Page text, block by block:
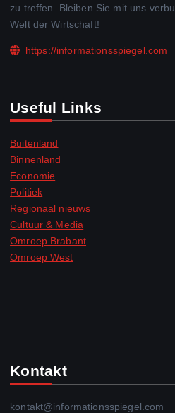
zu treffen. Bleiben Sie mit uns
Welt der Wirtschaft!
https://informationsspiegel.com
Useful Links
Buitenland
Binnenland
Economie
Politiek
Regionaal nieuws
Cultuur & Media
Omroep Brabant
Omroep West
Kontakt
kontakt@informationsspiegel.com